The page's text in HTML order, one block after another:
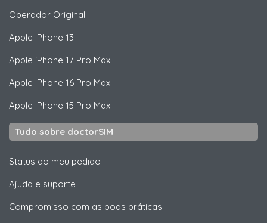
Operador Original
Apple iPhone 13
Apple iPhone 17 Pro Max
Apple iPhone 16 Pro Max
Apple iPhone 15 Pro Max
Tudo sobre doctorSIM
Status do meu pedido
Ajuda e suporte
Compromisso com as boas práticas